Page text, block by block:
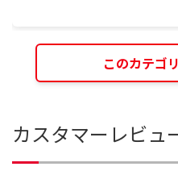
このカテゴ
カスタマーレビュ